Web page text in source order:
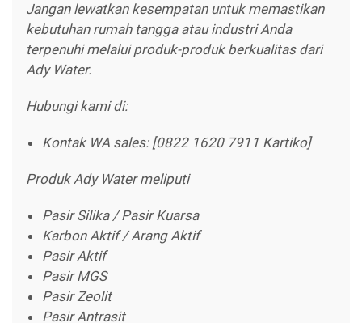
Jangan lewatkan kesempatan untuk memastikan
kebutuhan rumah tangga atau industri Anda
terpenuhi melalui produk-produk berkualitas dari
Ady Water.
Hubungi kami di:
Kontak WA sales: [0822 1620 7911 Kartiko]
Produk Ady Water meliputi
Pasir Silika / Pasir Kuarsa
Karbon Aktif / Arang Aktif
Pasir Aktif
Pasir MGS
Pasir Zeolit
Pasir Antrasit